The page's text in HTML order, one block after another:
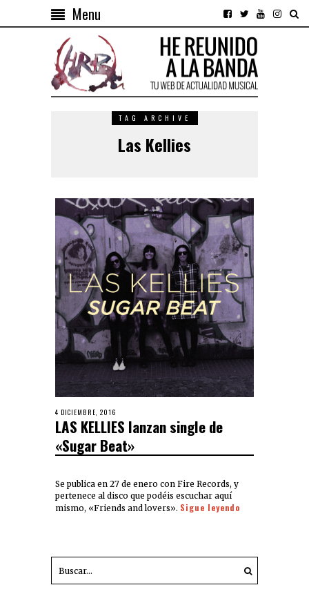
Menu
TAG ARCHIVE
Las Kellies
4 DICIEMBRE, 2016
LAS KELLIES lanzan single de
«Sugar Beat»
Se publica en 27 de enero con Fire Records, y
pertenece al disco que podéis escuchar aquí
mismo, «Friends and lovers». Sigue leyendo